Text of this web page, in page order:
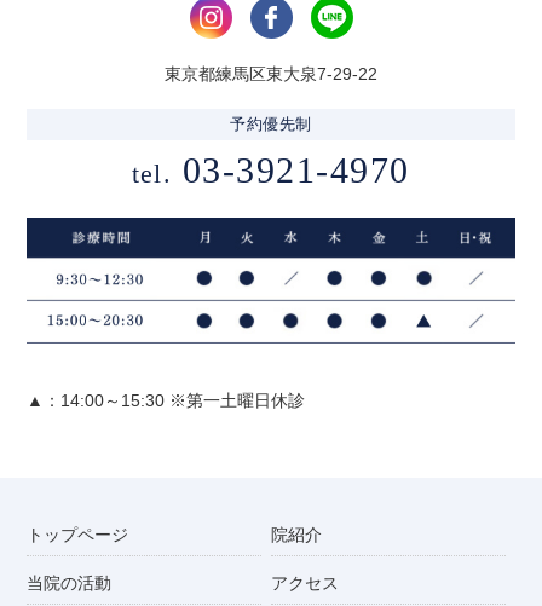
東京都練馬区東大泉7-29-22
tel. 03-3921-4970
予約優先制
▲：14:00～15:30 ※第一土曜日休診
トップページ 院紹介
当院の活動 アクセス